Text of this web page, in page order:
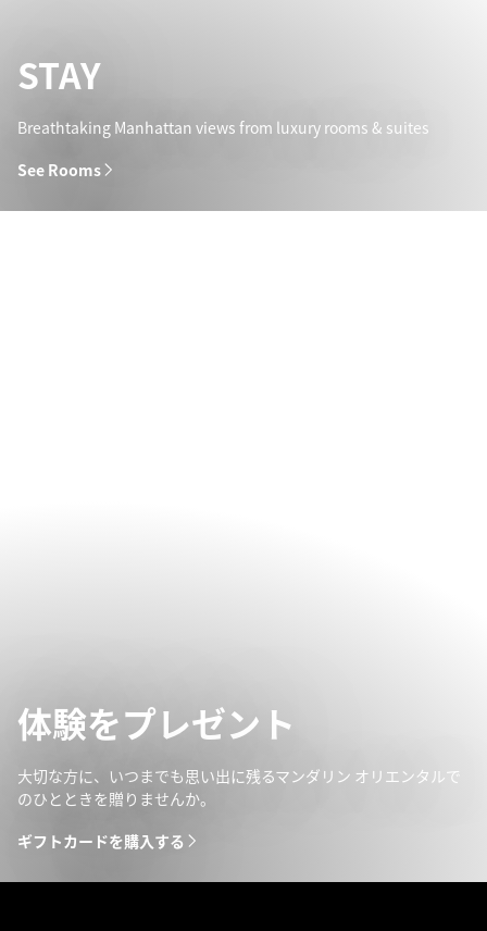
STAY
Breathtaking Manhattan views from luxury rooms & suites
See Rooms
体験をプレゼント
大切な方に、いつまでも思い出に残るマンダリン オリエンタルで
のひとときを贈りませんか。
ギフトカードを購入する